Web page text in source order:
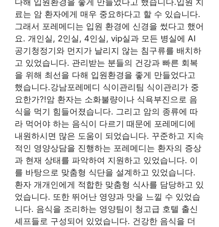
다해 입원환경을 좋게 만들었다고 했습니다.입원 치
료는 암 환자에게 매우 중요하다고 할 수 있습니다.
그래서 포레메디는 입원 환경에 신경을 썼다고 했어
요. 개인실, 2인실, 4인실, vip실과 모든 병실에 AI
공기청정기와 먼지가 날리지 않는 침구류를 배치하
고 있었습니다. 관리받는 분들의 건강과 빠른 회복
을 위해 최선을 다해 입원환경을 좋게 만들었다고
했습니다.강남포레메디 식이관리팀 식이관리가 중
요한가?!암 환자는 소화불량이나 식욕부진으로 음
식을 먹기 힘들어졌습니다. 그리고 암의 종류에 따
라 먹어야 하는 음식이 다르기 때문에 포레메디에
내원하시면 많은 도움이 되었습니다. 꾸준하고 지속
적인 영양상담을 진행하는 포레메디는 환자의 증상
과 현재 상태를 파악하여 지원하고 있었습니다. 이
를 바탕으로 맞춤형 식단을 설계하고 있었습니다.
환자 개개인에게 적합한 맞춤형 식사를 담당하고 있
었습니다. 또한 뛰어난 영양과 맛을 느낄 수 있었습
니다. 음식을 조리하는 영양팀이 청고급 호텔 출신
셰프들로 구성되어 있었습니다. 건강한 음식을 더